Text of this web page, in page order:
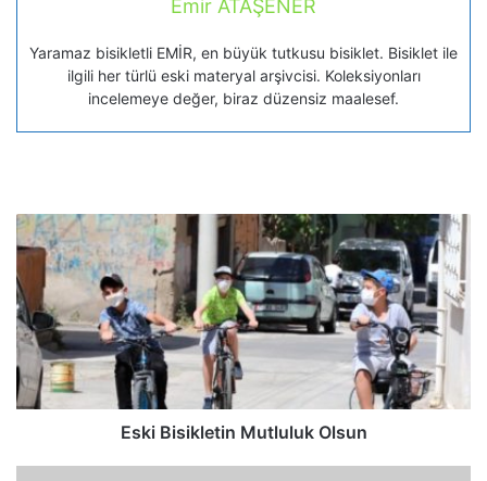
Emir ATAŞENER
Yaramaz bisikletli EMİR, en büyük tutkusu bisiklet. Bisiklet ile
ilgili her türlü eski materyal arşivcisi. Koleksiyonları
incelemeye değer, biraz düzensiz maalesef.
Eski Bisikletin Mutluluk Olsun